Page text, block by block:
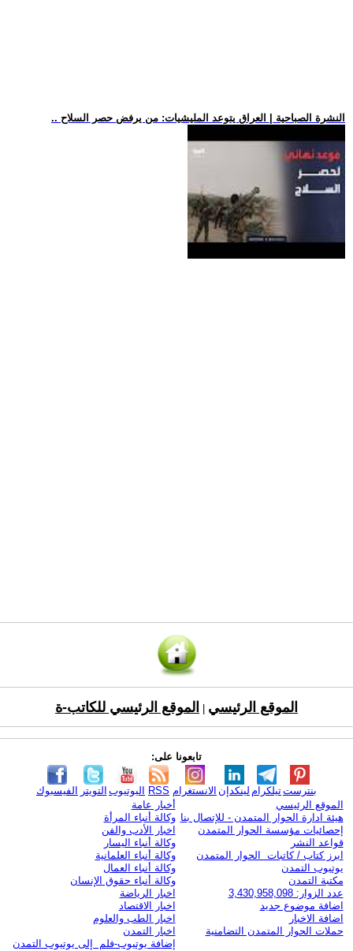
.. النشرة الصباحية | العراق يتوعد المليشيات: من يرفض حصر السلاح
الموقع الرئيسي الموقع الرئيسي للكاتب-ة
تابعونا على:
الفيسبوك التويتر اليوتيوب RSS الانستغرام لينكدإن تيلكرامبنترست
الموقع الرئيسي
هيئة ادارة الحوار المتمدن - للإتصال بنا
إحصائيات مؤسسة الحوار المتمدن
قواعد النشر
ابرز كتاب / كاتبات الحوار المتمدن
يوتيوب التمدن
مكتبة التمدن
عدد الزوار: 3,430,958,098
اضافة موضوع جديد
اضافة الاخبار
حملات الحوار المتمدن التضامنية
أخبار عامة
وكالة أنباء المرأة
اخبار الأدب والفن
وكالة أنباء اليسار
وكالة أنباء العلمانية
وكالة أنباء العمال
وكالة أنباء حقوق الإنسان
اخبار الرياضة
اخبار الاقتصاد
اخبار الطب والعلوم
اخبار التمدن
إضافة يوتيوب-فلم إلى يوتيوب التمدن